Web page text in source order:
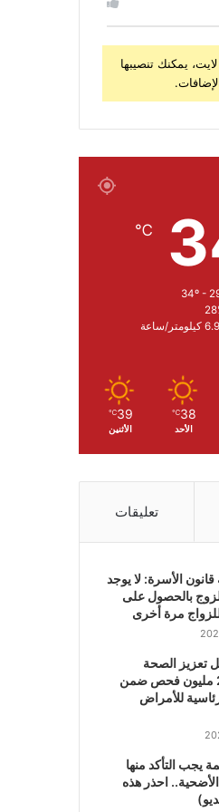
يمكنك تنصيبها
℃
ساعة
38
℃
الأحد
39
℃
الأثنين
تعليقات
الأسرة: لا يوجد
بالحصول على
مرة أخرى
تعزيز الصحة
العامة.. 21 مليون فحص ضمن
للأمراض
يجب التأكد منها
احذر هذه